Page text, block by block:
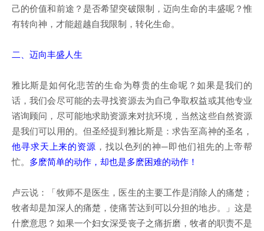
己的价值和前途？是否希望突破限制，迈向生命的丰盛呢？惟
有转向神，才能超越自我限制，转化生命。
二、迈向丰盛人生
雅比斯是如何化悲苦的生命为尊贵的生命呢？如果是我们的
话，我们会尽可能的去寻找资源去为自己争取权益或其他专业
谘询顾问，尽可能地求助资源来对抗环境，当然这些自然资源
是我们可以用的。但圣经提到雅比斯是：求告至高神的圣名，
他寻求天上来的资源 ，找以色列的神─即他们祖先的上帝帮
忙。 多麽简单的动作，却也是多麽困难的动作！
卢云说：「牧师不是医生，医生的主要工作是消除人的痛楚；
牧者却是加深人的痛楚，使痛苦达到可以分担的地步。」这是
什麽意思？如果一个妇女深受丧子之痛折磨，牧者的职责不是